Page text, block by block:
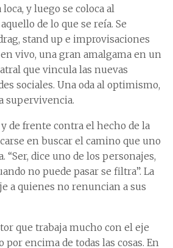
y luego se coloca al
de lo que se reía. Se
stand up e improvisaciones
vivo, una gran amalgama en un
que vincula las nuevas
sociales. Una oda al optimismo,
supervivencia.
de frente contra el hecho de la
en buscar el camino que uno
“Ser, dice uno de los personajes,
no puede pasar se filtra”. La
a quienes no renuncian a sus
que trabaja mucho con el eje
encima de todas las cosas. En